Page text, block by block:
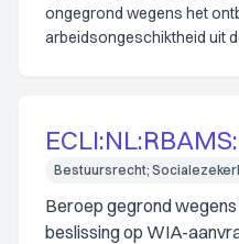
ongegrond wegens het
arbeidsongeschiktheid uit
Bestuursrecht;
Beroep gegrond
beslissing op WIA-